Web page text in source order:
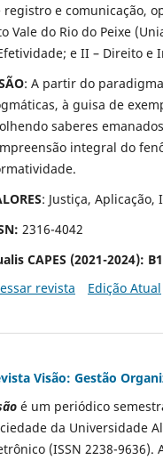
registro e comunicação,
Vale do Rio do Peixe
e II – Direito e
: A partir do
à guisa de
saberes
integral do
: Justiça,
2316-4042
CAPES (2021-2024): B1
revista
Edição Atual
Visão: Gestão
é um periódico
da Universidade
(ISSN 2238-